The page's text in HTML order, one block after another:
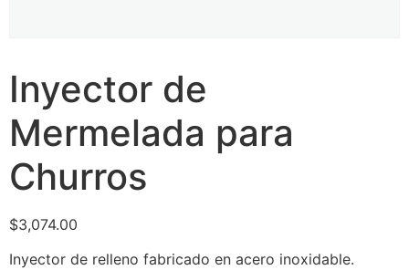
Inyector de
Mermelada para
Churros
$3,074.00
Inyector de relleno fabricado en acero inoxidable.